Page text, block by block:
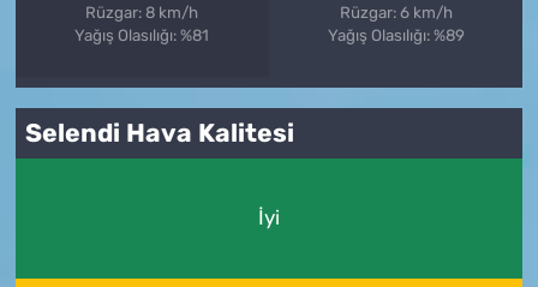
Rüzgar: 8 km/h
Yağış Olasılığı: %81
Rüzgar: 6 km/h
Yağış Olasılığı: %89
Selendi Hava Kalitesi
İyi